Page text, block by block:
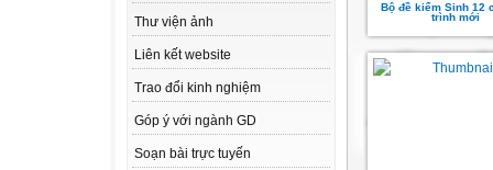
Thư viện ảnh
Liên kết website
Trao đổi kinh nghiệm
Góp ý với ngành GD
Soạn bài trực tuyến
Bộ đề kiểm Sinh 12
trình mới